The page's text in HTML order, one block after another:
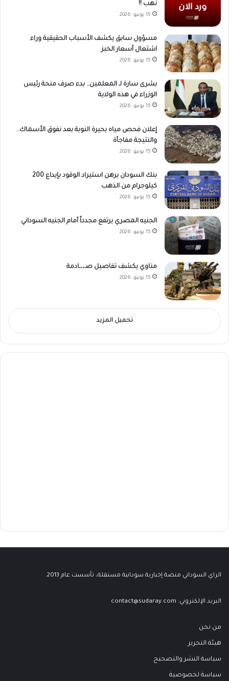
نهب !!
15 يونيو، 2026
مسؤول سابق يكشف الأسباب الحقيقية وراء
اشتعال أسعار الخبز
15 يونيو، 2026
بشرى سارة لـ المعلمين.. بدء صرف منحة رئيس
الوزراء في هذه الولاية
15 يونيو، 2026
إعلان فحص مياه بحيرة النوبة بعد نفوق الأسماك..
والنتيجة مفاجأة
15 يونيو، 2026
بنك السودان يرهن استيراد الوقود بإيداع 200
كيلوجرام من الذهب
15 يونيو، 2026
الجنيه المصري يرتفع مجدداً أمام الجنيه السوداني
15 يونيو، 2026
مناوي يكشف تفاصيل صـ،،ـادمة
15 يونيو، 2026
تحميل المزيد
الراي السوداني منصة إخبارية سودانية مستقلة، تأسست عام 2013.
البريد الإلكتروني: contact@sudaray.com
من نحن
هيئة التحرير
سياسة النشر والتصحيح
سياسة لخصوصية